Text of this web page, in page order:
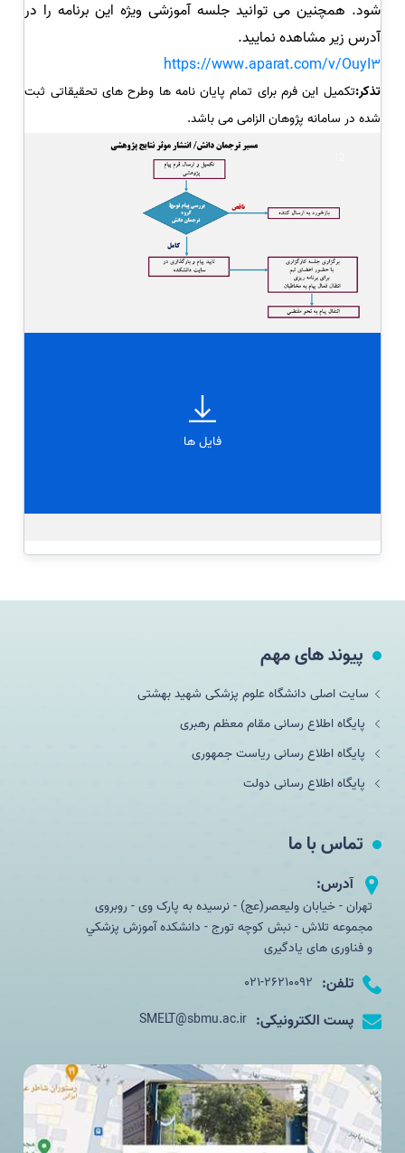
شود. همچنین می توانید جلسه آموزشی ویژه این برنامه را در
آدرس زیر مشاهده نمایید.
https://www.aparat.com/v/OuyI3
تذکر:تکمیل این فرم برای تمام پایان نامه ها وطرح های تحقیقاتی ثبت
شده در سامانه پژوهان الزامی می باشد.
فایل ها
پیوند های مهم
سایت اصلی دانشگاه علوم پزشکی شهید بهشتی
پایگاه اطلاع رسانی مقام معظم رهبری
پایگاه اطلاع رسانی ریاست جمهوری
پایگاه اطلاع رسانی دولت
تماس با ما
آدرس:
تهران - خیابان ولیعصر(عج) - نرسیده به پارک وی - روبروی
مجموعه تلاش - نبش کوچه تورج - دانشکده آموزش پزشكي
و فناوری های یادگیری
تلفن: 021-26210092
پست الکترونیکی: SMELT@sbmu.ac.ir